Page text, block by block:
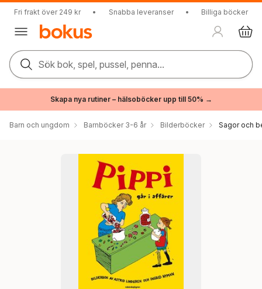
Fri frakt över 249 kr • Snabba leveranser • Billiga böcker
Sök bok, spel, pussel, penna...
Skapa nya rutiner – hälsoböcker upp till 50% →
Barn och ungdom Barnböcker 3-6 år Bilderböcker Sagor och